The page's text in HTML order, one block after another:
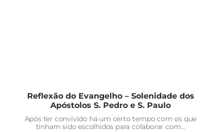
Reflexão do Evangelho – Solenidade dos
Apóstolos S. Pedro e S. Paulo
Após ter convivido há um certo tempo com os que
tinham sido escolhidos para colaborar com…